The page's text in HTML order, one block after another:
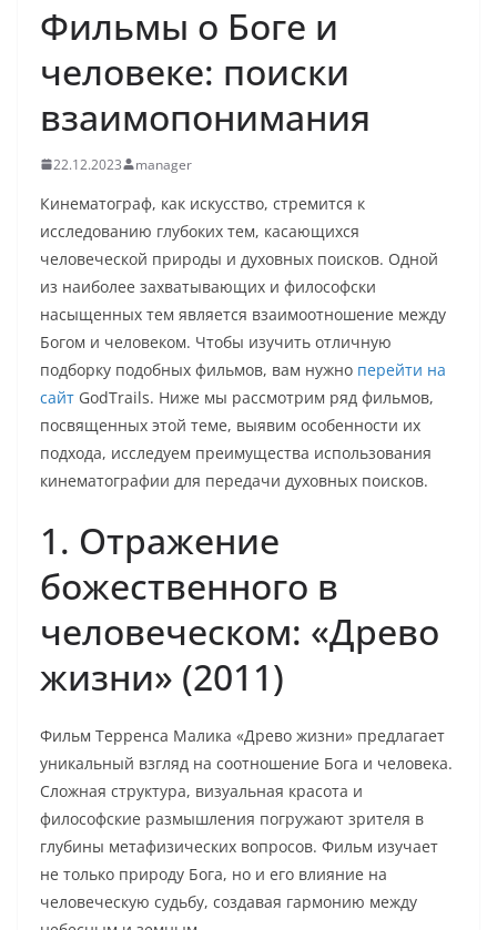
Фильмы о Боге и
человеке: поиски
взаимопонимания
22.12.2023 manager
Кинематограф, как искусство, стремится к
исследованию глубоких тем, касающихся
человеческой природы и духовных поисков. Одной
из наиболее захватывающих и философски
насыщенных тем является взаимоотношение между
Богом и человеком. Чтобы изучить отличную
подборку подобных фильмов, вам нужно перейти на
сайт GodTrails. Ниже мы рассмотрим ряд фильмов,
посвященных этой теме, выявим особенности их
подхода, исследуем преимущества использования
кинематографии для передачи духовных поисков.
1. Отражение
божественного в
человеческом: «Древо
жизни» (2011)
Фильм Терренса Малика «Древо жизни» предлагает
уникальный взгляд на соотношение Бога и человека.
Сложная структура, визуальная красота и
философские размышления погружают зрителя в
глубины метафизических вопросов. Фильм изучает
не только природу Бога, но и его влияние на
человеческую судьбу, создавая гармонию между